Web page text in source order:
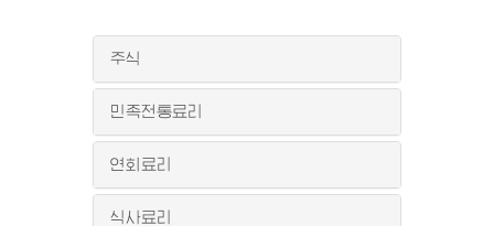
주식
민족전통료리
연회료리
식사료리